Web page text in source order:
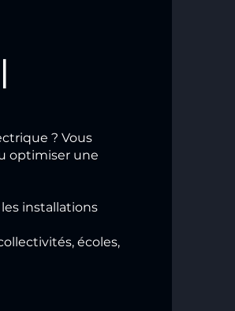
? Vous
optimiser une
les installations
écoles,